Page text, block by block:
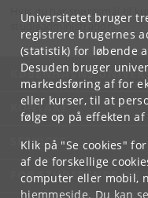
Universitetet bruger
registrere brugernes
(statistik) for løbende
Desuden bruger
markedsføring af for
eller kurser, til at
følge op på effekten af
Klik på "Se cookies"
af de forskellige
computer eller mobil,
hjemmeside. Du kan
Hvis du har spørgsmål til
studieadministration.
KØBENHAVNS
KONTAKT
SERVICES
FOR STUDERENDE OG